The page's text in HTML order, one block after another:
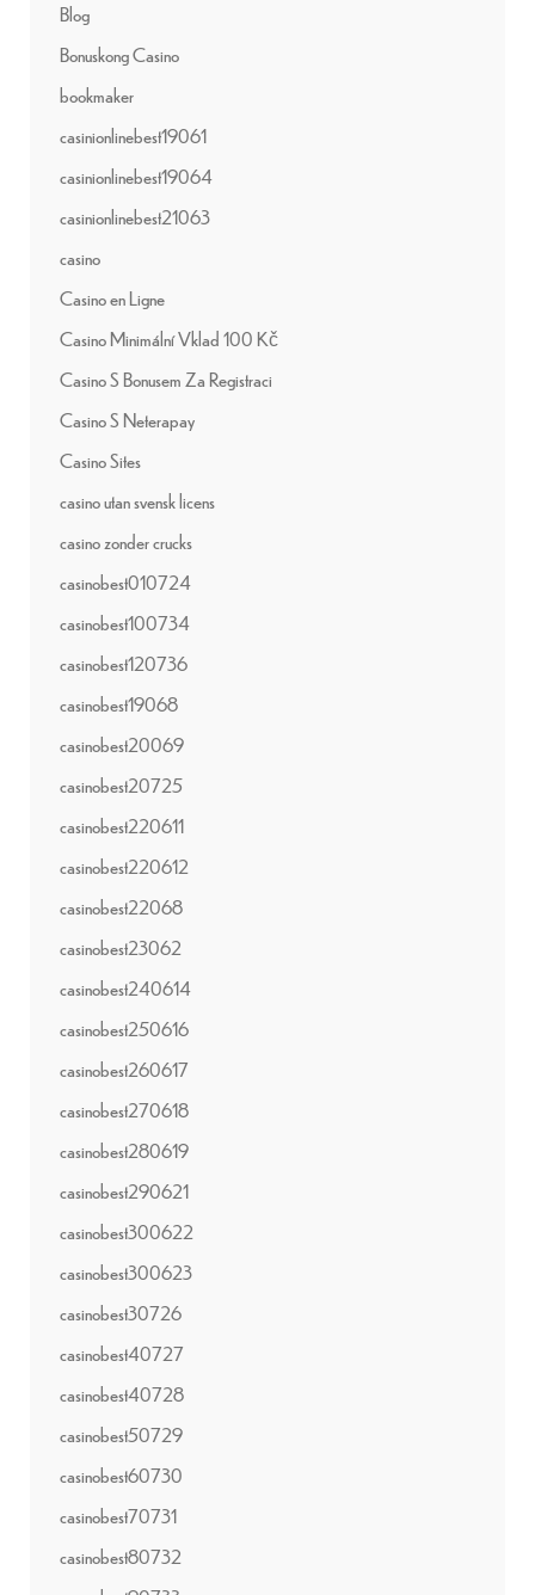
Blog
Bonuskong Casino
bookmaker
casinionlinebest19061
casinionlinebest19064
casinionlinebest21063
casino
Casino en Ligne
Casino Minimální Vklad 100 Kč
Casino S Bonusem Za Registraci
Casino S Neterapay
Casino Sites
casino utan svensk licens
casino zonder crucks
casinobest010724
casinobest100734
casinobest120736
casinobest19068
casinobest20069
casinobest20725
casinobest220611
casinobest220612
casinobest22068
casinobest23062
casinobest240614
casinobest250616
casinobest260617
casinobest270618
casinobest280619
casinobest290621
casinobest300622
casinobest300623
casinobest30726
casinobest40727
casinobest40728
casinobest50729
casinobest60730
casinobest70731
casinobest80732